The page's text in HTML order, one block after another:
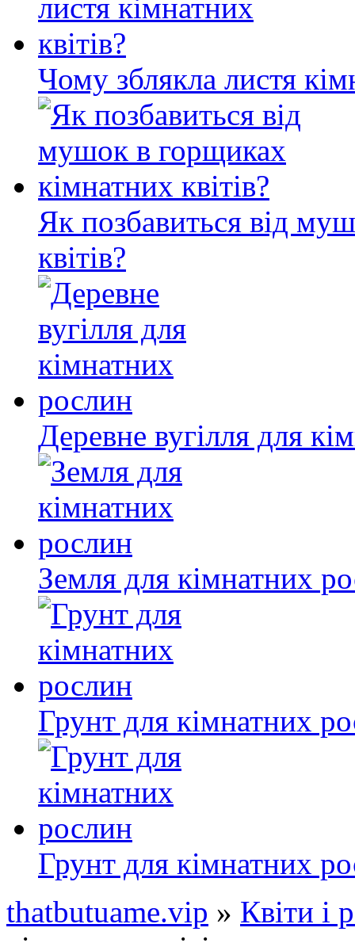
Чому зблякла листя
Як позбавиться від
квітів?
Деревне вугілля для
Земля для кімнатних
Грунт для кімнатних
Грунт для кімнатних
thatbutuame.vip » Квіти і